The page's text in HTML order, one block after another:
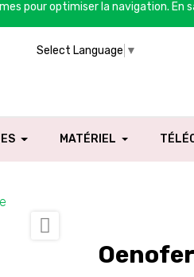
pour optimiser la navigation. En
Select Language ▼
MATÉRIEL
